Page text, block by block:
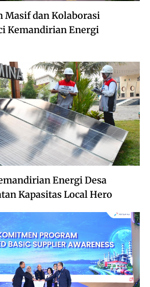
Masif dan Kolaborasi
Kemandirian Energi
Energi Desa
Kapasitas Local Hero